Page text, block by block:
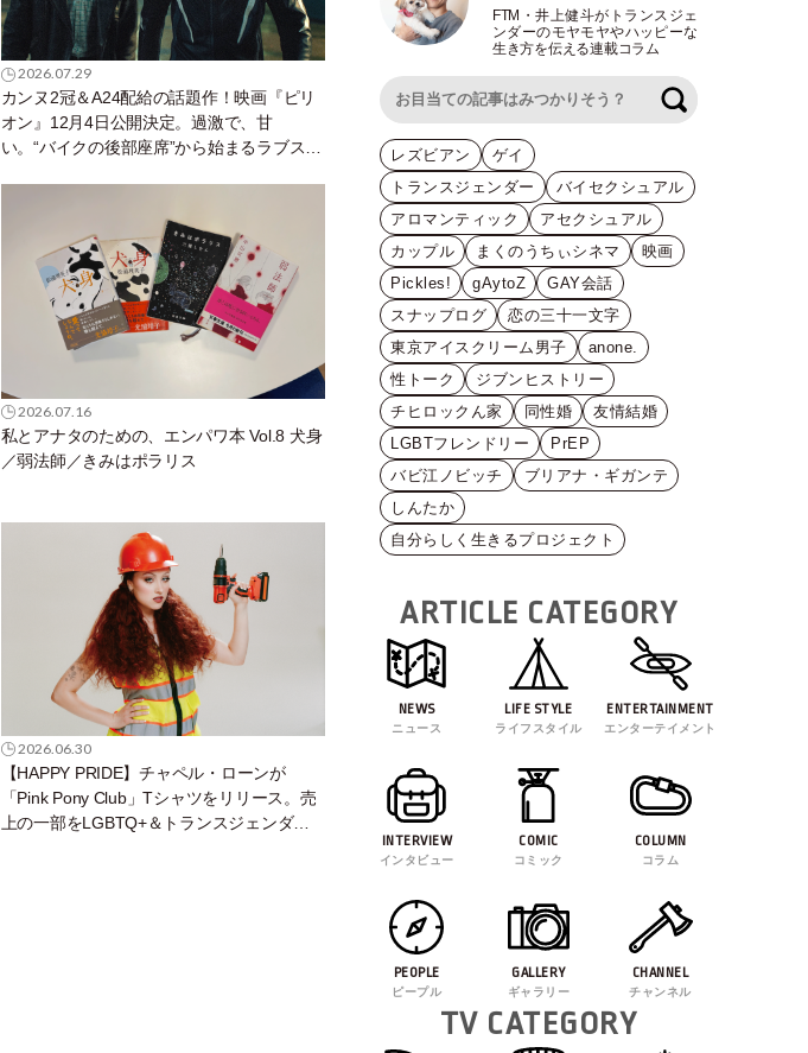
2026.07.29
カンヌ2冠＆A24配給の話題作！映画『ピリ
オン』12月4日公開決定。過激で、甘
い。“バイクの後部座席”から始まるラブスト
2026.07.16
私とアナタのための、エンパワ本 Vol.8 犬身
／弱法師／きみはポラリス
2026.06.30
【HAPPY PRIDE】チャペル・ローンが
「Pink Pony Club」Tシャツをリリース。売
上の一部をLGBTQ+＆トランスジェンダー
FTM ・井上健斗がトランスジェ
ンダーのモヤモヤやハッピーな
生き方を伝える連載コラム
レズビアン
ゲイ
トランスジェンダー
バイセクシュアル
アロマンティック
アセクシュアル
カップル
まくのうちぃシネマ
映画
Pickles!
gAytoZ
GAY会話
スナップログ
恋の三十一文字
東京アイスクリーム男子
anone.
性トーク
ジブンヒストリー
チヒロックん家
同性婚
友情結婚
LGBTフレンドリー
PrEP
バビ江ノビッチ
ブリアナ・ギガンテ
しんたか
自分らしく生きるプロジェクト
ARTICLE CATEGORY
NEWS
ニュース
LIFE STYLE
ライフスタイル
ENTERTAINMENT
エンターテイメント
INTERVIEW
インタビュー
COMIC
コミック
COLUMN
コラム
PEOPLE
ピープル
GALLERY
ギャラリー
CHANNEL
チャンネル
TV CATEGORY